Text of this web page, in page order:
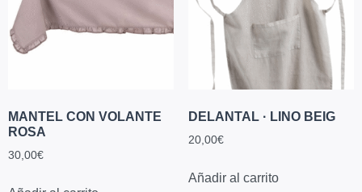
MANTEL CON VOLANTE
ROSA
30,00€
DELANTAL · LINO BEIG
20,00€
Añadir al carrito